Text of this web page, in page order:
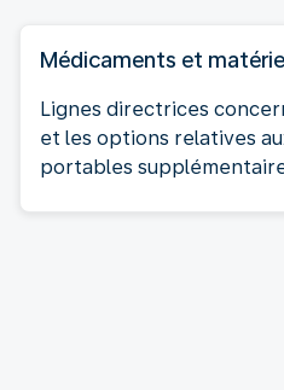
Médicaments et
Lignes directrices
et les options relatives
portables